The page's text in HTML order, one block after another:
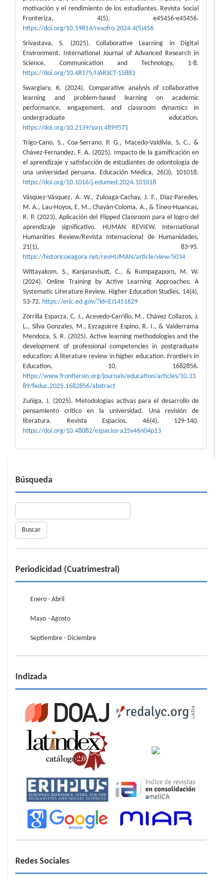
motivación y el rendimiento de los estudiantes. Revista Social
Fronteriza, 4(5), e45456-e45456.
https://doi.org/10.59814/resofro.2024.4(5)456
Srivastava, S. (2025). Collaborative Learning in Digital
Environment. International Journal of Advanced Research in
Science, Communication and Technology, 1-8.
https://doi.org/10.48175/IJARSCT-15883
Swargiary, K. (2024). Comparative analysis of collaborative
learning and problem-based learning on academic
performance, engagement, and classroom dynamics in
undergraduate education.
https://doi.org/10.2139/ssrn.4899571
Trigo-Cano, S., Coa-Serrano, P. G., Macedo-Valdivia, S. C., &
Chávez-Fernandez, F. A. (2025). Impacto de la gamificación en
el aprendizaje y satisfacción de estudiantes de odontología de
una universidad peruana. Educación Médica, 26(3), 101018.
https://doi.org/10.1016/j.edumed.2024.101018
Vásquez-Vásquez, A. W., Zuloaga-Cachay, J. F., Díaz-Paredes,
M. A., Lau-Hoyos, E. M., Chayán-Coloma, A., & Tineo-Huancas,
R. P. (2023). Aplicación del Flipped Classroom para el logro del
aprendizaje significativo. HUMAN REVIEW. International
Humanities Review/Revista Internacional de Humanidades,
21(1), 83-95.
https://historicoeagora.net/revHUMAN/article/view/5034
Wittayakom, S., Kanjanavisutt, C., & Rumpagaporn, M. W.
(2024). Online Training by Active Learning Approaches: A
Systematic Literature Review. Higher Education Studies, 14(4),
53-72. https://eric.ed.gov/?id=EJ1451629
Zorrilla Esparza, C. J., Acevedo-Carrillo, M., Chávez Collazos, J.
L., Silva Gonzales, M., Eyzaguirre Espino, R. I., & Valderrama
Mendoza, S. R. (2025). Active learning methodologies and the
development of professional competencies in postgraduate
education: A literature review in higher education. Frontiers in
Education, 10, 1682856.
https://www.frontiersin.org/journals/education/articles/10.33
89/feduc.2025.1682856/abstract
Zuñiga, J. (2025). Metodologías activas para el desarrollo de
pensamiento crítico en la universidad. Una revisión de
literatura. Revista Espacios, 46(4), 129-140.
https://doi.org/10.48082/espacios-a25v46n04p13
Búsqueda
Buscar
Periodicidad (Cuatrimestral)
Enero - Abril
Mayo - Agosto
Septiembre - Diciembre
Indizada
Redes Sociales